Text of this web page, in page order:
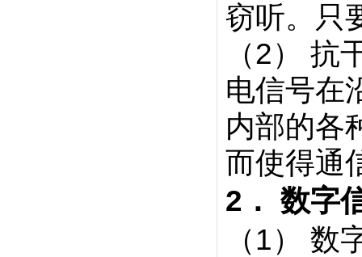
窃听。只
（2） 抗
电信号在
内部的各
而使得通
2． 数字
（1） 数